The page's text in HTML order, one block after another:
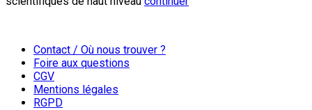
Contact / Où nous trouver ?
Foire aux questions
CGV
Mentions légales
RGPD